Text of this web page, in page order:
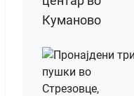
Куманово